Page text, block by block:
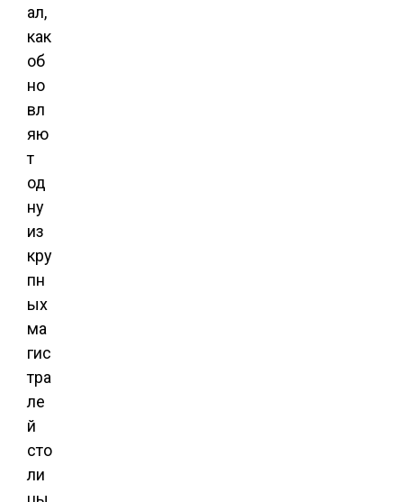
ал,
как
об
но
вл
яю
т
од
ну
из
кру
пн
ых
ма
гис
тра
ле
й
сто
ли